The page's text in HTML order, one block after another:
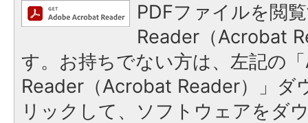
PDFファイルを閲
Reader（Acrobat
す。お持ちでない方は、左記の
Reader（Acrobat Reader）」ダ
リックして、ソフトウェアをダ